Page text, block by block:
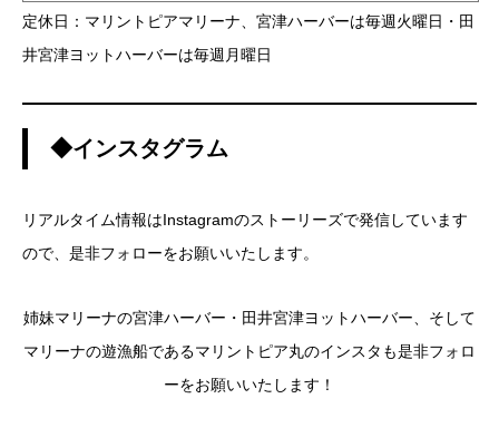
定休日：マリントピアマリーナ、宮津ハーバーは毎週火曜日・田
井宮津ヨットハーバーは毎週月曜日
◆インスタグラム
リアルタイム情報はInstagramのストーリーズで発信しています
ので、是非フォローをお願いいたします。
姉妹マリーナの宮津ハーバー・田井宮津ヨットハーバー、そして
マリーナの遊漁船であるマリントピア丸のインスタも是非フォロ
ーをお願いいたします！